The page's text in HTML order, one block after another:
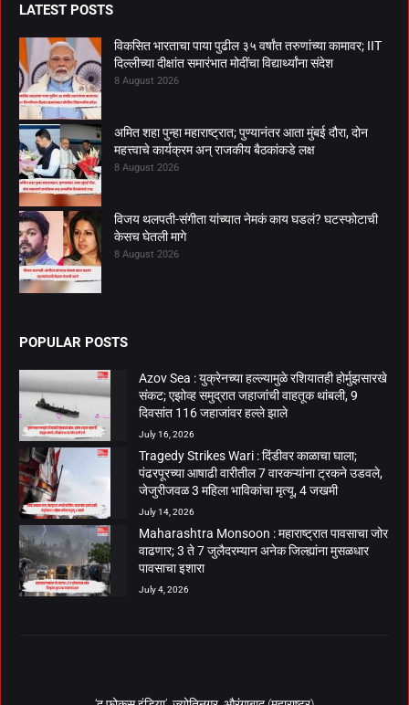
LATEST POSTS
विकसित भारताचा पाया पुढील ३५ वर्षांत तरुणांच्या कामावर; IIT
दिल्लीच्या दीक्षांत समारंभात मोदींचा विद्यार्थ्यांना संदेश
8 August 2026
अमित शहा पुन्हा महाराष्ट्रात; पुण्यानंतर आता मुंबई दौरा, दोन
महत्त्वाचे कार्यक्रम अन् राजकीय बैठकांकडे लक्ष
8 August 2026
विजय थलपती-संगीता यांच्यात नेमकं काय घडलं? घटस्फोटाची
केसच घेतली मागे
8 August 2026
POPULAR POSTS
Azov Sea : युक्रेनच्या हल्ल्यामुळे रशियातही होर्मुझसारखे
संकट; एझोव्ह समुद्रात जहाजांची वाहतूक थांबली, 9
दिवसांत 116 जहाजांवर हल्ले झाले
July 16, 2026
Tragedy Strikes Wari : दिंडीवर काळाचा घाला;
पंढरपूरच्या आषाढी वारीतील 7 वारकऱ्यांना ट्रकने उडवले,
जेजुरीजवळ 3 महिला भाविकांचा मृत्यू, 4 जखमी
July 14, 2026
Maharashtra Monsoon : महाराष्ट्रात पावसाचा जोर
वाढणार; 3 ते 7 जुलैदरम्यान अनेक जिल्ह्यांना मुसळधार
पावसाचा इशारा
July 4, 2026